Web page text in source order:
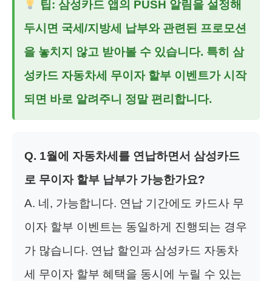
팁: 삼성카드 앱의 PUSH 알림을 설정해
두시면 국세/지방세 납부와 관련된 프로모션
을 놓치지 않고 받아볼 수 있습니다. 특히 삼
성카드 자동차세 무이자 할부 이벤트가 시작
되면 바로 알려주니 정말 편리합니다.
Q. 1월에 자동차세를 연납하면서 삼성카드
로 무이자 할부 납부가 가능한가요?
A. 네, 가능합니다. 연납 기간에도 카드사 무
이자 할부 이벤트는 동일하게 진행되는 경우
가 많습니다. 연납 할인과 삼성카드 자동차
세 무이자 할부 혜택을 동시에 누릴 수 있는